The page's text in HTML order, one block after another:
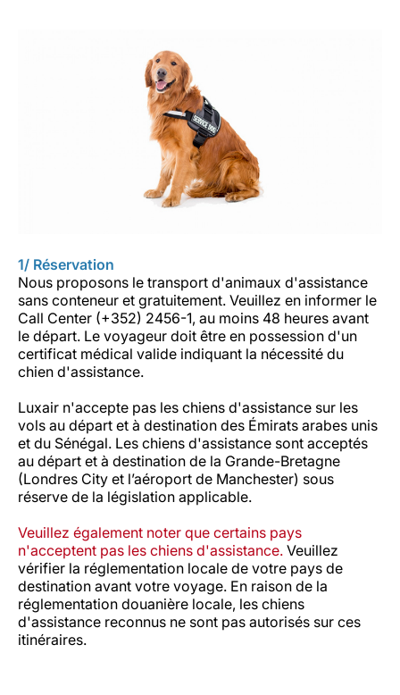
1/ Réservation
Nous proposons le transport d'animaux d'assistance
sans conteneur et gratuitement. Veuillez en informer le
Call Center (+352) 2456-1, au moins 48 heures avant
le départ. Le voyageur doit être en possession d'un
certificat médical valide indiquant la nécessité du
chien d'assistance.
Luxair n'accepte pas les chiens d'assistance sur les
vols au départ et à destination des Émirats arabes unis
et du Sénégal. Les chiens d'assistance sont acceptés
au départ et à destination de la Grande-Bretagne
(Londres City et l’aéroport de Manchester) sous
réserve de la législation applicable.
Veuillez également noter que certains pays
n'acceptent pas les chiens d'assistance. Veuillez
vérifier la réglementation locale de votre pays de
destination avant votre voyage. En raison de la
réglementation douanière locale, les chiens
d'assistance reconnus ne sont pas autorisés sur ces
itinéraires.